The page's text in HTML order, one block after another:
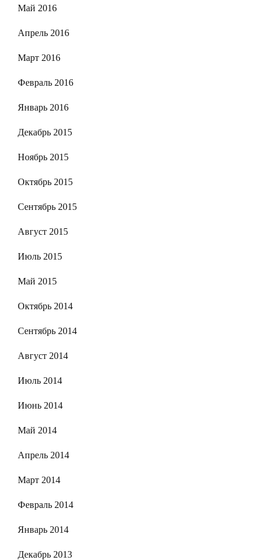
Май 2016
Апрель 2016
Март 2016
Февраль 2016
Январь 2016
Декабрь 2015
Ноябрь 2015
Октябрь 2015
Сентябрь 2015
Август 2015
Июль 2015
Май 2015
Октябрь 2014
Сентябрь 2014
Август 2014
Июль 2014
Июнь 2014
Май 2014
Апрель 2014
Март 2014
Февраль 2014
Январь 2014
Декабрь 2013